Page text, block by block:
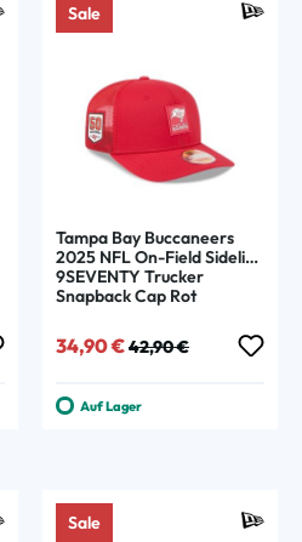
Sale
Tampa Bay Buccaneers
2025 NFL On-Field Sideline
9SEVENTY Trucker
Snapback Cap Rot
Verkaufspreis:
34,90 € Regulärer Preis:
42,90 €
Auf Lager
Sale